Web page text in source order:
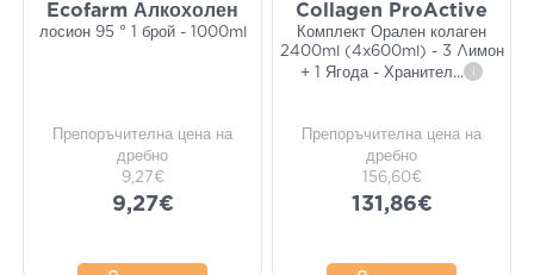
Ecofarm Алкохолен
лосион 95 ° 1 брой - 1000ml
Препоръчителна цена на
дребно
9,27€
9,27€
Collagen ProActive
Комплект Орален колаген
2400ml (4x600ml) - 3 Λимон
+ 1 Ягода - Хранител... i
Препоръчителна цена на
дребно
156,60€
131,86€